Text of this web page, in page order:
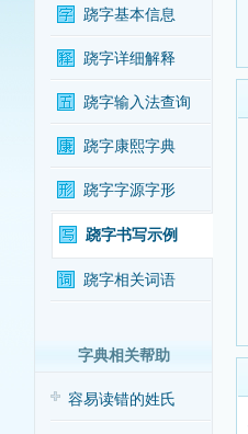
跷字基本信息
跷字详细解释
跷字输入法查询
跷字康熙字典
跷字字源字形
跷字书写示例
跷字相关词语
字典相关帮助
容易读错的姓氏